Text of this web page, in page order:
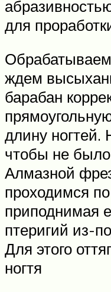
для
ждем
барабан
длину ногтей.
чтобы не
Алмазной
проходимся по
приподнимая
птеригий из-
Для этого
ногтя